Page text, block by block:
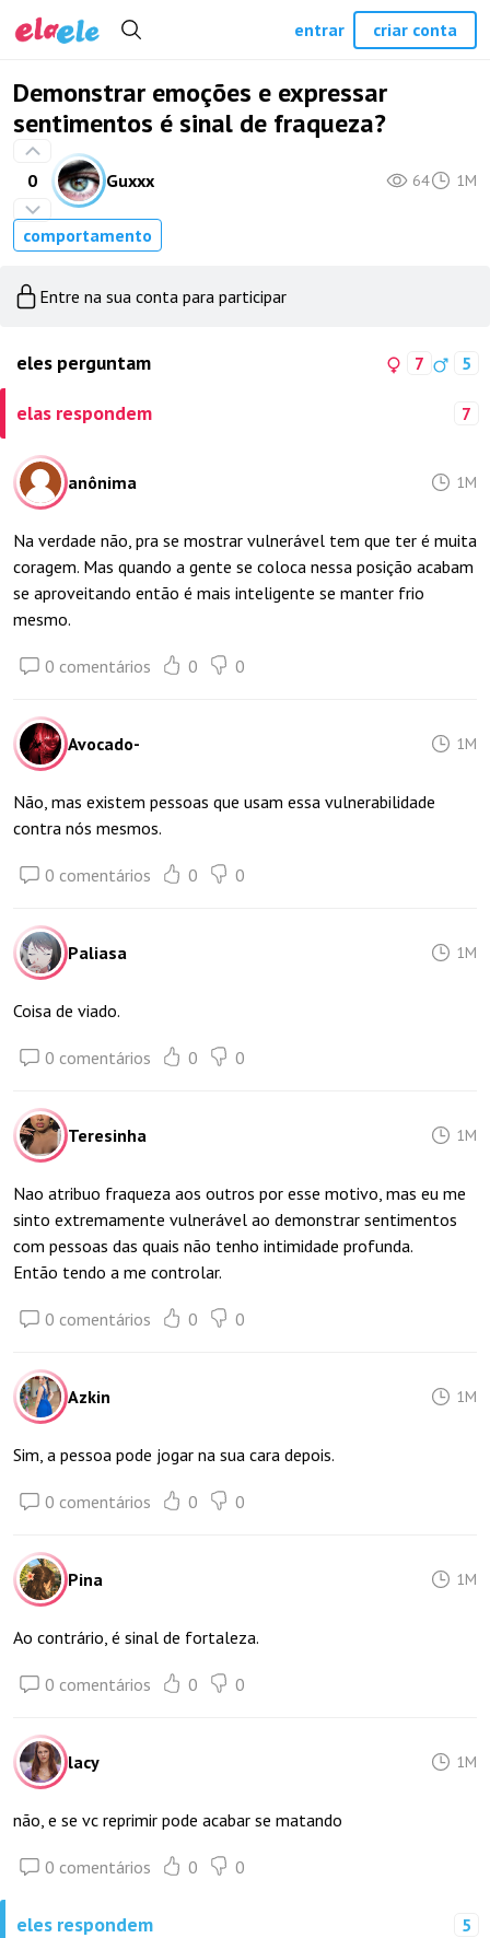
Demonstrar emoções e expressar
sentimentos é sinal de fraqueza?
0 Guxxx 64 1M
comportamento
Entre na sua conta para participar
eles perguntam 7 5
elas respondem 7
anônima 1M
Na verdade não, pra se mostrar vulnerável tem que ter é muita
coragem. Mas quando a gente se coloca nessa posição acabam
se aproveitando então é mais inteligente se manter frio
mesmo.
0 comentários 0 0
Avocado- 1M
Não, mas existem pessoas que usam essa vulnerabilidade
contra nós mesmos.
0 comentários 0 0
Paliasa 1M
Coisa de viado.
0 comentários 0 0
Teresinha 1M
Nao atribuo fraqueza aos outros por esse motivo, mas eu me
sinto extremamente vulnerável ao demonstrar sentimentos
com pessoas das quais não tenho intimidade profunda.
Então tendo a me controlar.
0 comentários 0 0
Azkin 1M
Sim, a pessoa pode jogar na sua cara depois.
0 comentários 0 0
Pina 1M
Ao contrário, é sinal de fortaleza.
0 comentários 0 0
lacy 1M
não, e se vc reprimir pode acabar se matando
0 comentários 0 0
eles respondem 5
entrar criar conta